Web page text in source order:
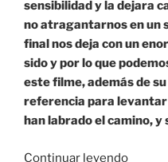
sensibilidad y la dejara
no atragantarnos en un
final nos deja con un
sido y por lo que
este filme, además de
referencia para levantar
han labrado el camino,
Continuar leyendo